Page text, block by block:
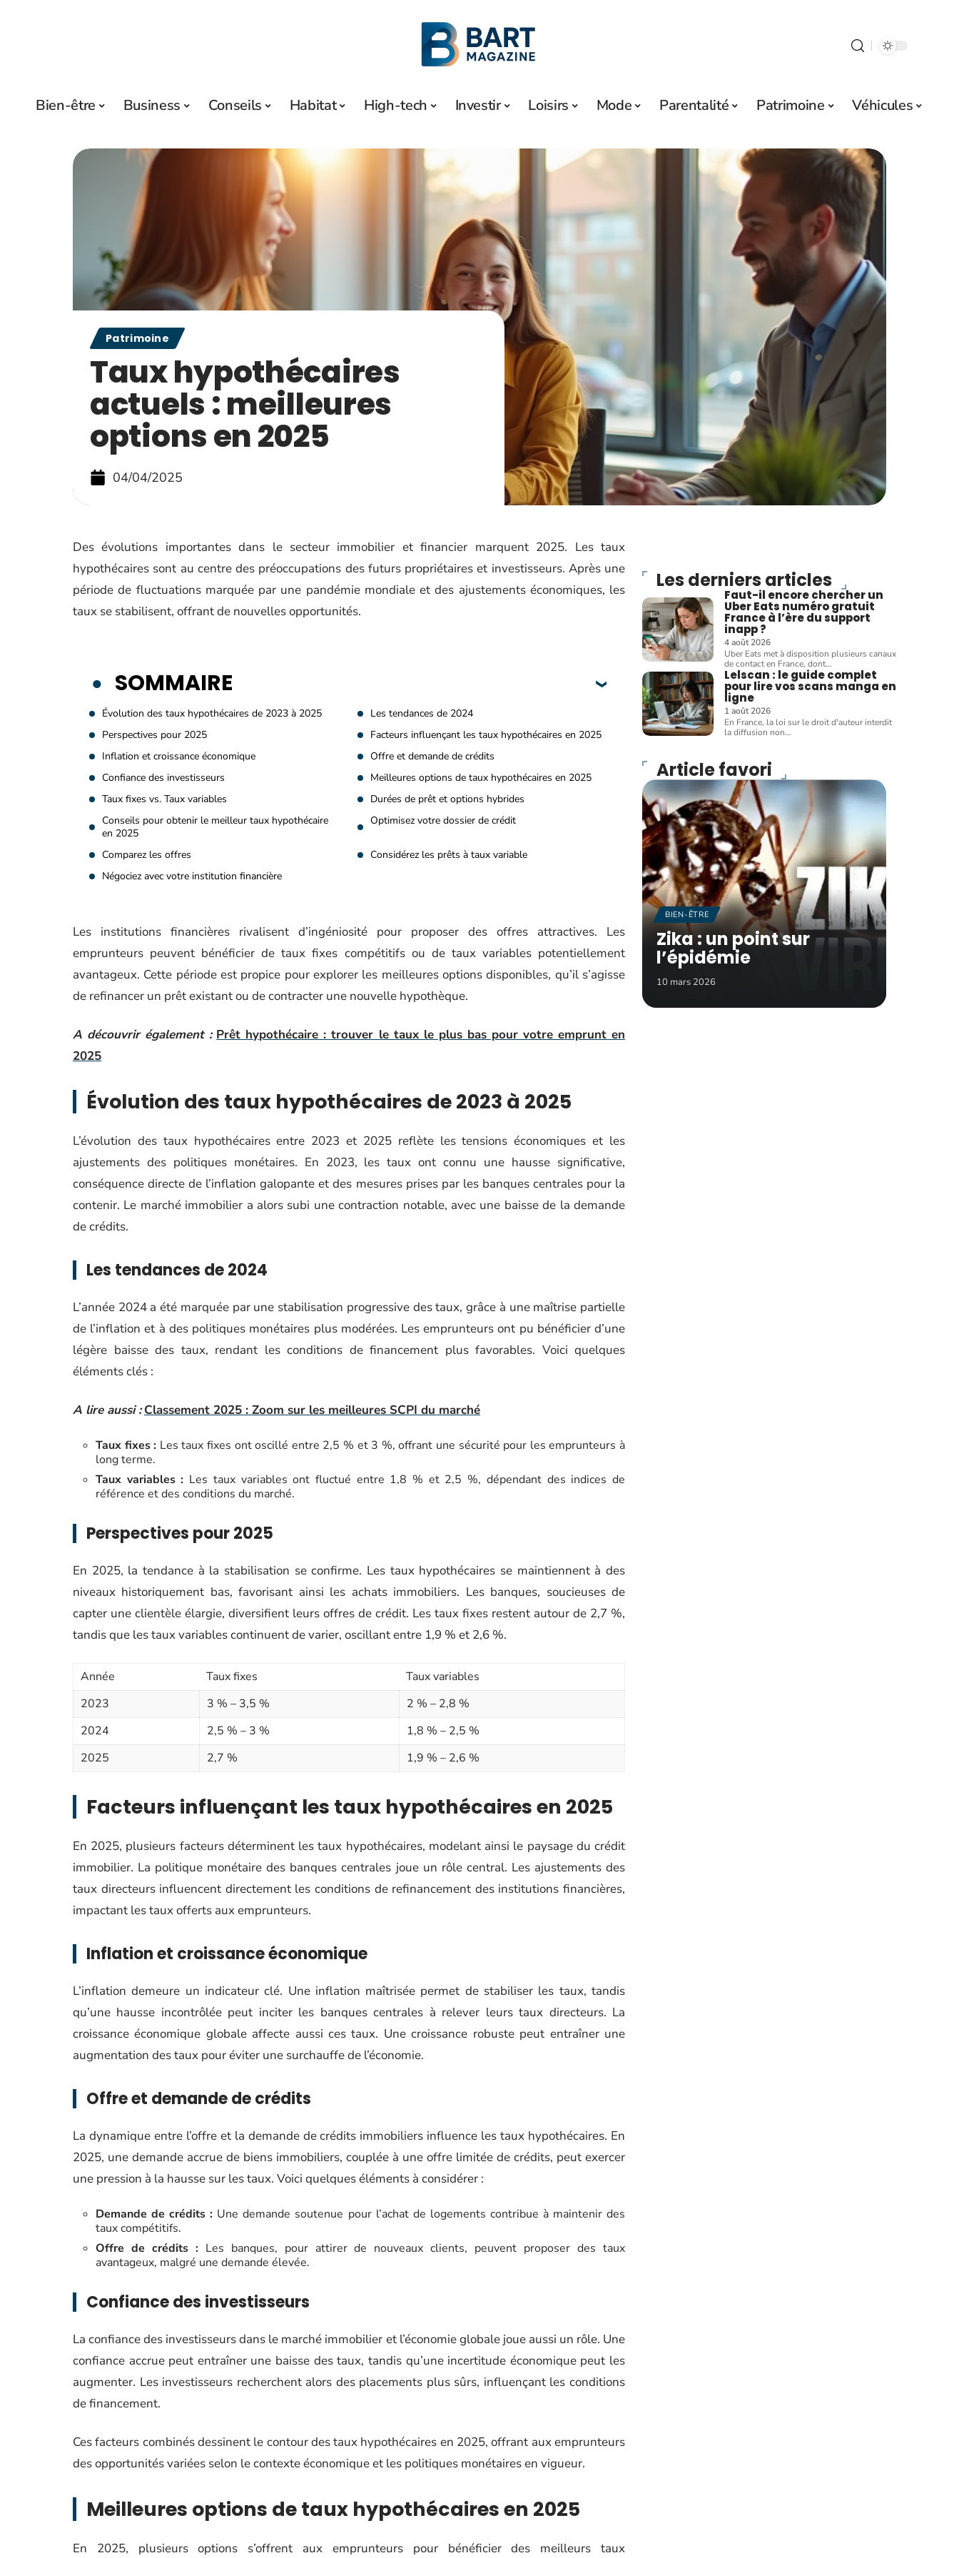
Bien-être Business Conseils Habitat High-tech Investir Loisirs Mode Parentalité Patrimoine Véhicules
Patrimoine
Taux hypothécaires
actuels : meilleures
options en 2025
04/04/2025
Des évolutions importantes dans le secteur immobilier et financier marquent 2025. Les taux
hypothécaires sont au centre des préoccupations des futurs propriétaires et investisseurs. Après une
période de fluctuations marquée par une pandémie mondiale et des ajustements économiques, les
taux se stabilisent, offrant de nouvelles opportunités.
SOMMAIRE
Évolution des taux hypothécaires de 2023 à 2025
Les tendances de 2024
Perspectives pour 2025
Facteurs influençant les taux hypothécaires en 2025
Inflation et croissance économique
Offre et demande de crédits
Confiance des investisseurs
Meilleures options de taux hypothécaires en 2025
Taux fixes vs. Taux variables
Durées de prêt et options hybrides
Conseils pour obtenir le meilleur taux hypothécaire
en 2025
Optimisez votre dossier de crédit
Comparez les offres
Considérez les prêts à taux variable
Négociez avec votre institution financière
Les institutions financières rivalisent d’ingéniosité pour proposer des offres attractives. Les
emprunteurs peuvent bénéficier de taux fixes compétitifs ou de taux variables potentiellement
avantageux. Cette période est propice pour explorer les meilleures options disponibles, qu’il s’agisse
de refinancer un prêt existant ou de contracter une nouvelle hypothèque.
A découvrir également : Prêt hypothécaire : trouver le taux le plus bas pour votre emprunt en
2025
Évolution des taux hypothécaires de 2023 à 2025
L’évolution des taux hypothécaires entre 2023 et 2025 reflète les tensions économiques et les
ajustements des politiques monétaires. En 2023, les taux ont connu une hausse significative,
conséquence directe de l’inflation galopante et des mesures prises par les banques centrales pour la
contenir. Le marché immobilier a alors subi une contraction notable, avec une baisse de la demande
de crédits.
Les tendances de 2024
L’année 2024 a été marquée par une stabilisation progressive des taux, grâce à une maîtrise partielle
de l’inflation et à des politiques monétaires plus modérées. Les emprunteurs ont pu bénéficier d’une
légère baisse des taux, rendant les conditions de financement plus favorables. Voici quelques
éléments clés :
A lire aussi : Classement 2025 : Zoom sur les meilleures SCPI du marché
Taux fixes : Les taux fixes ont oscillé entre 2,5 % et 3 %, offrant une sécurité pour les emprunteurs à
long terme.
Taux variables : Les taux variables ont fluctué entre 1,8 % et 2,5 %, dépendant des indices de
référence et des conditions du marché.
Perspectives pour 2025
En 2025, la tendance à la stabilisation se confirme. Les taux hypothécaires se maintiennent à des
niveaux historiquement bas, favorisant ainsi les achats immobiliers. Les banques, soucieuses de
capter une clientèle élargie, diversifient leurs offres de crédit. Les taux fixes restent autour de 2,7 %,
tandis que les taux variables continuent de varier, oscillant entre 1,9 % et 2,6 %.
Année Taux fixes
Taux variables
2023
3 % – 3,5 %
2 % – 2,8 %
2024
2,5 % – 3 %
1,8 % – 2,5 %
2025
2,7 % 1,9 % – 2,6 %
Facteurs influençant les taux hypothécaires en 2025
En 2025, plusieurs facteurs déterminent les taux hypothécaires, modelant ainsi le paysage du crédit
immobilier. La politique monétaire des banques centrales joue un rôle central. Les ajustements des
taux directeurs influencent directement les conditions de refinancement des institutions financières,
impactant les taux offerts aux emprunteurs.
Inflation et croissance économique
L’inflation demeure un indicateur clé. Une inflation maîtrisée permet de stabiliser les taux, tandis
qu’une hausse incontrôlée peut inciter les banques centrales à relever leurs taux directeurs. La
croissance économique globale affecte aussi ces taux. Une croissance robuste peut entraîner une
augmentation des taux pour éviter une surchauffe de l’économie.
Offre et demande de crédits
La dynamique entre l’offre et la demande de crédits immobiliers influence les taux hypothécaires. En
2025, une demande accrue de biens immobiliers, couplée à une offre limitée de crédits, peut exercer
une pression à la hausse sur les taux. Voici quelques éléments à considérer :
Demande de crédits : Une demande soutenue pour l’achat de logements contribue à maintenir des
taux compétitifs.
Offre de crédits :Les banques, pour attirer de nouveaux clients, peuvent proposer des taux
avantageux, malgré une demande élevée.
Confiance des investisseurs
La confiance des investisseurs dans le marché immobilier et l’économie globale joue aussi un rôle. Une
confiance accrue peut entraîner une baisse des taux, tandis qu’une incertitude économique peut les
augmenter. Les investisseurs recherchent alors des placements plus sûrs, influençant les conditions
de financement.
Ces facteurs combinés dessinent le contour des taux hypothécaires en 2025, offrant aux emprunteurs
des opportunités variées selon le contexte économique et les politiques monétaires en vigueur.
Meilleures options de taux hypothécaires en 2025
En 2025, plusieurs options s’offrent aux emprunteurs pour bénéficier des meilleurs taux
Les derniers articles
Faut-il encore chercher un
Uber Eats numéro gratuit
France à l’ère du support
inapp ?
4 août 2026
Uber Eats met à disposition plusieurs canaux
de contact en France, dont…
Lelscan : le guide complet
pour lire vos scans manga en
ligne
1 août 2026
En France, la loi sur le droit d'auteur interdit
la diffusion non…
Article favori
BIEN-ÊTRE
Zika : un point sur
l’épidémie
10 mars 2026